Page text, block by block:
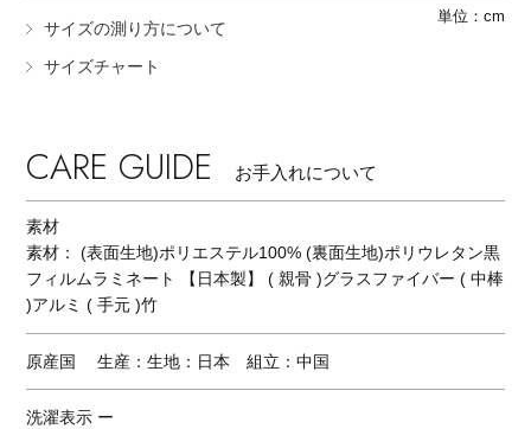
サイズの測り方について
サイズチャート
単位：cm
CARE GUIDE お手入れについて
素材
素材： (表面生地)ポリエステル100% (裏面生地)ポリウレタン黒
フィルムラミネート 【日本製】 ( 親骨 )グラスファイバー ( 中棒
)アルミ ( 手元 )竹
原産国 生産：生地：日本 組立：中国
洗濯表示 ー